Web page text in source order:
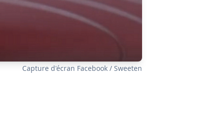
Capture d'écran Facebook / Sweeten